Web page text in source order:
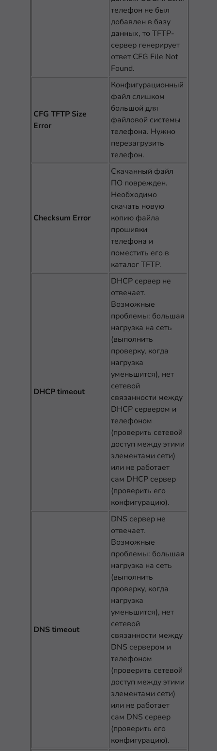
телефон не был
добавлен в базу
данных, то TFTP-
сервер генерирует
ответ CFG File Not
Found.
CFG TFTP Size
Error
Конфигурационный
файл слишком
большой для
файловой системы
телефона. Нужно
перезагрузить
телефон.
Checksum Error
Скачанный файл
ПО поврежден.
Необходимо
скачать новую
копию файла
прошивки
телефона и
поместить его в
каталог TFTP.
DHCP timeout
DHCP сервер не
отвечает.
Возможные
проблемы: большая
нагрузка на сеть
(выполнить
проверку, когда
нагрузка
уменьшится), нет
сетевой
связанности между
DHCP сервером и
телефоном
(проверить сетевой
доступ между этими
элементами сети)
или не работает
сам DHCP сервер
(проверить его
конфигурацию).
DNS timeout
DNS сервер не
отвечает.
Возможные
проблемы: большая
нагрузка на сеть
(выполнить
проверку, когда
нагрузка
уменьшится), нет
сетевой
связанности между
DNS сервером и
телефоном
(проверить сетевой
доступ между этими
элементами сети)
или не работает
сам DNS сервер
(проверить его
конфигурацию).